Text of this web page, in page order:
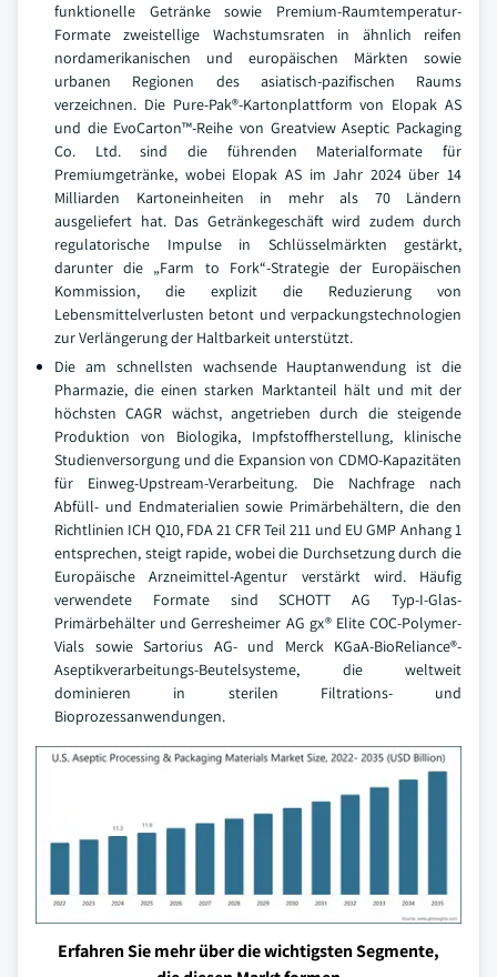
funktionelle Getränke sowie Premium-Raumtemperatur-
Formate zweistellige Wachstumsraten in ähnlich reifen
nordamerikanischen und europäischen Märkten sowie
urbanen Regionen des asiatisch-pazifischen Raums
verzeichnen. Die Pure-Pak®-Kartonplattform von Elopak AS
und die EvoCarton™-Reihe von Greatview Aseptic Packaging
Co. Ltd. sind die führenden Materialformate für
Premiumgetränke, wobei Elopak AS im Jahr 2024 über 14
Milliarden Kartoneinheiten in mehr als 70 Ländern
ausgeliefert hat. Das Getränkegeschäft wird zudem durch
regulatorische Impulse in Schlüsselmärkten gestärkt,
darunter die „Farm to Fork“-Strategie der Europäischen
Kommission, die explizit die Reduzierung von
Lebensmittelverlusten betont und verpackungstechnologien
zur Verlängerung der Haltbarkeit unterstützt.
Die am schnellsten wachsende Hauptanwendung ist die
Pharmazie, die einen starken Marktanteil hält und mit der
höchsten CAGR wächst, angetrieben durch die steigende
Produktion von Biologika, Impfstoffherstellung, klinische
Studienversorgung und die Expansion von CDMO-Kapazitäten
für Einweg-Upstream-Verarbeitung. Die Nachfrage nach
Abfüll- und Endmaterialien sowie Primärbehältern, die den
Richtlinien ICH Q10, FDA 21 CFR Teil 211 und EU GMP Anhang 1
entsprechen, steigt rapide, wobei die Durchsetzung durch die
Europäische Arzneimittel-Agentur verstärkt wird. Häufig
verwendete Formate sind SCHOTT AG Typ-I-Glas-
Primärbehälter und Gerresheimer AG gx® Elite COC-Polymer-
Vials sowie Sartorius AG- und Merck KGaA-BioReliance®-
Aseptikverarbeitungs-Beutelsysteme, die weltweit
dominieren in sterilen Filtrations- und
Bioprozessanwendungen.
Erfahren Sie mehr über die wichtigsten Segmente,